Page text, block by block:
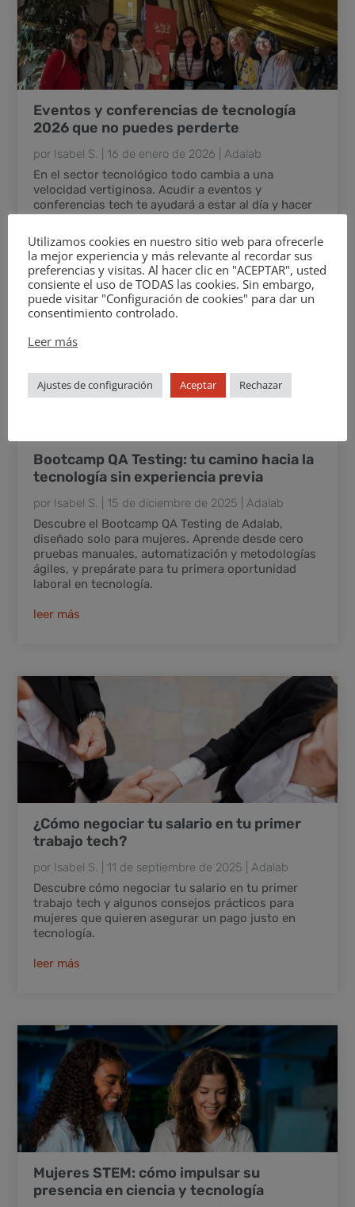
Eventos y conferencias de tecnología
2026 que no puedes perderte
por Isabel S. 16 de enero de 2026 |Adalab
En el sector tecnológico todo cambia a una
velocidad vertiginosa. Acudir a eventos y
conferencias tech te ayudará a estar al día y hacer
leer más
Bootcamp QA Testing: tu camino hacia la
tecnología sin experiencia previa
por Isabel S. 15 de diciembre de 2025 |Adalab
Descubre el Bootcamp QA Testing de Adalab,
diseñado solo para mujeres. Aprende desde cero
pruebas manuales, automatización y metodologías
ágiles, y prepárate para tu primera oportunidad
laboral en tecnología.
leer más
¿Cómo negociar tu salario en tu primer
trabajo tech?
por Isabel S. 11 de septiembre de 2025 |Adalab
Descubre cómo negociar tu salario en tu primer
trabajo tech y algunos consejos prácticos para
mujeres que quieren asegurar un pago justo en
tecnología.
leer más
Mujeres STEM: cómo impulsar su
presencia en ciencia y tecnología
Utilizamos cookies en nuestro sitio web para ofrecerle
la mejor experiencia y más relevante al recordar sus
preferencias y visitas. Al hacer clic en "ACEPTAR", usted
consiente el uso de TODAS las cookies. Sin embargo,
puede visitar "Configuración de cookies" para dar un
consentimiento controlado.
Leer más
Ajustes de configuración Aceptar Rechazar